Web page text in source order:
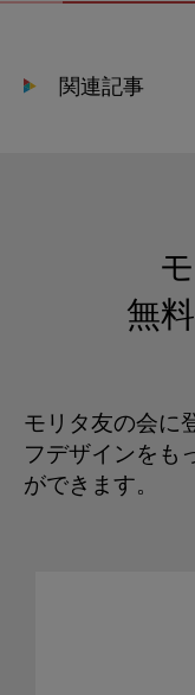
関連記事
無
モリタ友の会に
フデザインをも
ができます。